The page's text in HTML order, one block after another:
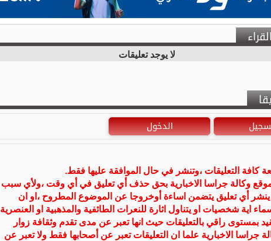
لا يوجد تعليقات
الدخول
كافة التعليقات ،وتنشر في حال الموافقة عليها فقط.
وكالة جراسا الاخبارية بحق حذف أي تعليق في أي وقت ،ولأي سبب
أي تعليق يتضمن اساءة أوخروجا عن الموضوع المطروح ،او ان
اية شخصيات او يتناول اثارة للنعرات الطائفية والمذهبية او العنصرية
بمستوى راقي بالتعليقات حيث انها تعبر عن مدى تقدم وثقافة زوار
جراسا الاخبارية علما ان التعليقات تعبر عن أصحابها فقط ولا تعبر عن